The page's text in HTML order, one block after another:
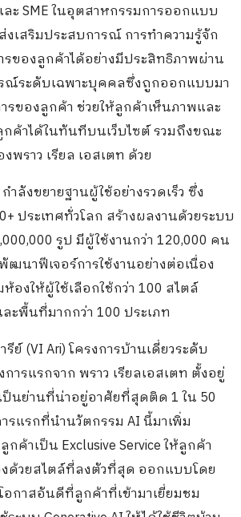
ะ SME ในอุตสาหกรรมการออกแบบ
เสริมประสบการณ์ การทำความรู้จัก
รของลูกค้าได้อย่างมีประสิทธิภาพผ่าน
ณ์ระดับเฉพาะบุคคลซึ่งถูกออกแบบมา
รของลูกค้า ช่วยให้ลูกค้าเห็นภาพและ
ค้าได้ในทันทีบนเว็บไซต์ รวมถึงขณะ
พราว เรียล เอสเตท ด้วย
ำลังขยายฐานผู้ใช้อย่างรวดเร็ว ซึ่ง
ประเทศทั่วโลก สร้างผลงานด้วยระบบ
รูป มีผู้ใช้งานกว่า 120,000 คน
ฒนาฟีเจอร์การใช้งานอย่างต่อเนื่อง
ห้องให้ผู้ใช้เลือกใช้กว่า 100 สไตล์
พื้นที่มากกว่า 100 ประเภท
ย์ (VI Ari) โครงการบ้านเดี่ยวระดับ
ารแรกจาก พราว เรียลเอสเตท ตั้งอยู่
ป็นย่านที่น่าอยู่อาศัยที่สุดติด 1 ใน 50
รแรกที่นำนวัตกรรม AI นี้มาเพิ่ม
าเป็น Exclusive Service ให้ลูกค้า
ด้วยสไตล์ที่ลงตัวที่สุด ออกแบบโดย
โอกาสอันดีที่ลูกค้าที่เข้ามาเยี่ยมชม